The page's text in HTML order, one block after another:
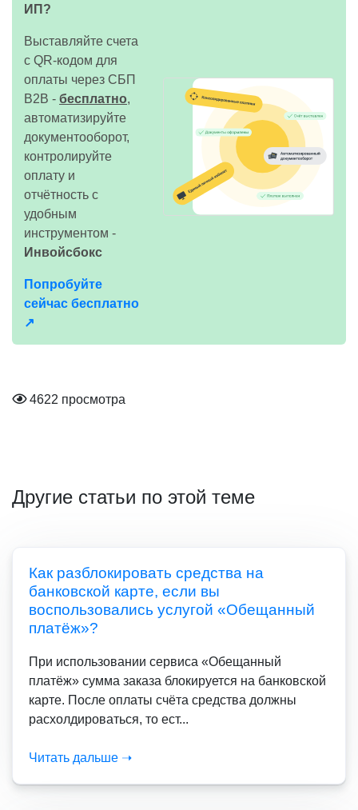
ИП?
Выставляйте счета
с QR-кодом для
оплаты через СБП
B2B - бесплатно,
автоматизируйте
документооборот,
контролируйте
оплату и
отчётность с
удобным
инструментом -
Инвойсбокс
Попробуйте
сейчас бесплатно
↗
4622 просмотра
Другие статьи по этой теме
Как разблокировать средства на
банковской карте, если вы
воспользовались услугой «Обещанный
платёж»?
При использовании сервиса «Обещанный
платёж» сумма заказа блокируется на банковской
карте. После оплаты счёта средства должны
расхолдироваться, то ест...
Читать дальше ➝